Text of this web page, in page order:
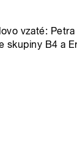
vzaté:
B4 a